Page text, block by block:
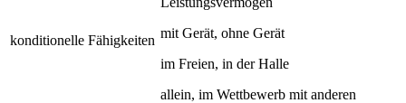
konditionelle Fähigkeiten mit Gerät, ohne Gerät
im Freien, in der Halle
allein, im Wettbewerb mit anderen